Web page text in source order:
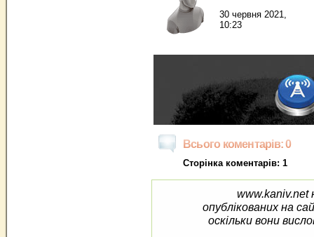
30 червня 2021,
10:23
Всього коментарів: 0
Сторінка коментарів: 1
www.kaniv.net
опублікованих на
оскільки вони